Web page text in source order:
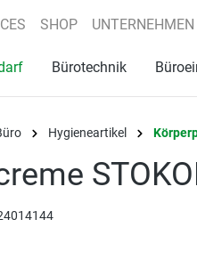
SHOP UNTERNEHMEN
Bürotechnik
Hygieneartikel